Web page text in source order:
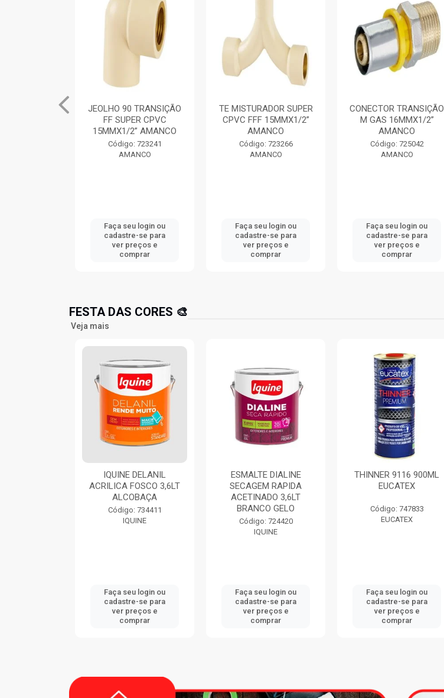
JEOLHO 90 TRANSIÇÃO
FF SUPER CPVC
15MMX1/2” AMANCO
Código: 723241
AMANCO
Faça seu login ou
cadastre-se para
ver preços e
comprar
TE MISTURADOR SUPER
CPVC FFF 15MMX1/2”
AMANCO
Código: 723266
AMANCO
Faça seu login ou
cadastre-se para
ver preços e
comprar
CONECTOR TRANSIÇÃO
M GAS 16MMX1/2”
AMANCO
Código: 725042
AMANCO
Faça seu login ou
cadastre-se para
ver preços e
comprar
FESTA DAS CORES 🎨
Veja mais
IQUINE DELANIL
ACRILICA FOSCO 3,6LT
ALCOBAÇA
Código: 734411
IQUINE
Faça seu login ou
cadastre-se para
ver preços e
comprar
ESMALTE DIALINE
SECAGEM RAPIDA
ACETINADO 3,6LT
BRANCO GELO
Código: 724420
IQUINE
Faça seu login ou
cadastre-se para
ver preços e
comprar
THINNER 9116 900ML
EUCATEX
Código: 747833
EUCATEX
Faça seu login ou
cadastre-se para
ver preços e
comprar